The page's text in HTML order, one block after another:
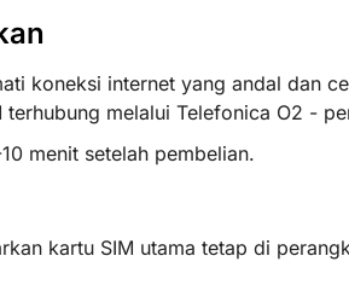
koneksi internet yang andal dan
terhubung melalui Telefonica O2 -
menit setelah pembelian.
kartu SIM utama tetap di